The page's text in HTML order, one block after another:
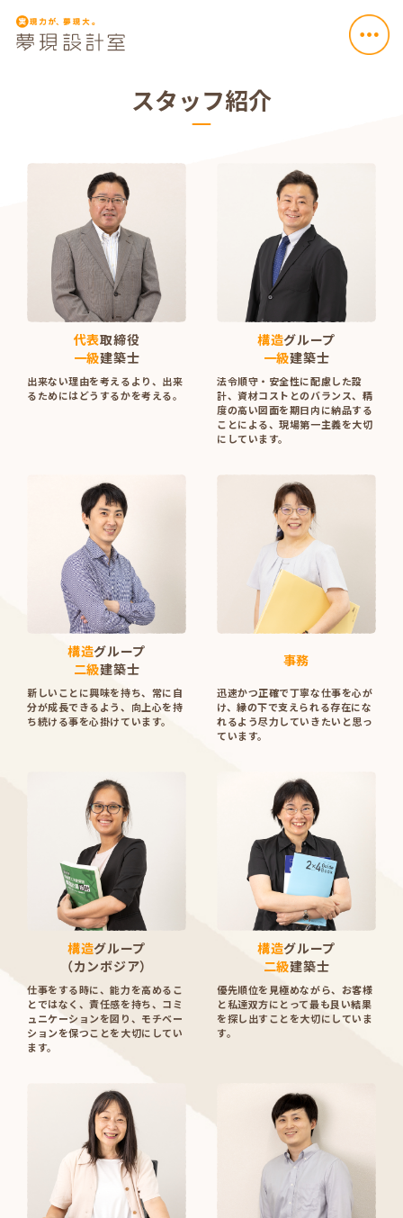
スタッフ紹介
代表取締役
一級建築士
出来ない理由を考えるより、出来
るためにはどうするかを考える。
構造グループ
一級建築士
法令順守・安全性に配慮した設
計、資材コストとのバランス、精
度の高い図面を期日内に納品する
ことによる、現場第一主義を大切
にしています。
構造グループ
二級建築士
新しいことに興味を持ち、常に自
分が成長できるよう、向上心を持
ち続ける事を心掛けています。
事務
迅速かつ正確で丁寧な仕事を心が
け、縁の下で支えられる存在にな
れるよう尽力していきたいと思っ
ています。
構造グループ
（カンボジア）
仕事をする時に、能力を高めるこ
とではなく、責任感を持ち、コミ
ュニケーションを図り、モチベー
ションを保つことを大切にしてい
ます。
構造グループ
二級建築士
優先順位を見極めながら、お客様
と私達双方にとって最も良い結果
を探し出すことを大切にしていま
す。